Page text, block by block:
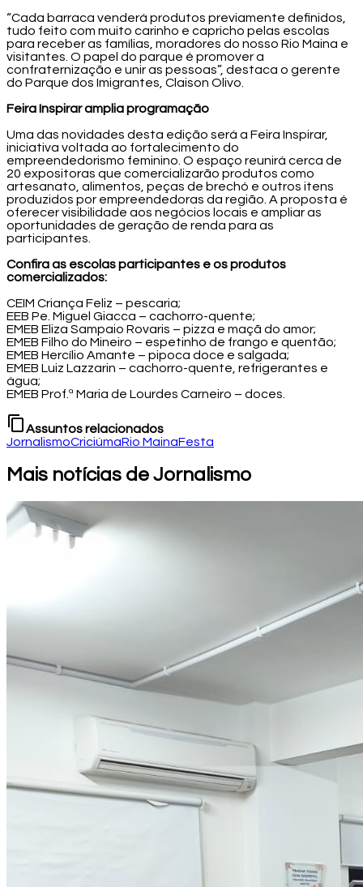
“Cada barraca venderá produtos previamente definidos,
tudo feito com muito carinho e capricho pelas escolas
para receber as famílias, moradores do nosso Rio Maina e
visitantes. O papel do parque é promover a
confraternização e unir as pessoas”, destaca o gerente
do Parque dos Imigrantes, Claison Olivo.
Feira Inspirar amplia programação
Uma das novidades desta edição será a Feira Inspirar,
iniciativa voltada ao fortalecimento do
empreendedorismo feminino. O espaço reunirá cerca de
20 expositoras que comercializarão produtos como
artesanato, alimentos, peças de brechó e outros itens
produzidos por empreendedoras da região. A proposta é
oferecer visibilidade aos negócios locais e ampliar as
oportunidades de geração de renda para as
participantes.
Confira as escolas participantes e os produtos
comercializados:
CEIM Criança Feliz – pescaria;
EEB Pe. Miguel Giacca – cachorro-quente;
EMEB Eliza Sampaio Rovaris – pizza e maçã do amor;
EMEB Filho do Mineiro – espetinho de frango e quentão;
EMEB Hercílio Amante – pipoca doce e salgada;
EMEB Luiz Lazzarin – cachorro-quente, refrigerantes e
água;
EMEB Prof.ª Maria de Lourdes Carneiro – doces.
content_copyAssuntos relacionados
JornalismoCriciúmaRio MainaFesta
Mais notícias de Jornalismo